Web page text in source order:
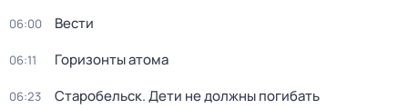
06:00 Вести
06:11 Горизонты атома
06:23 Старобельск. Дети не должны погибать